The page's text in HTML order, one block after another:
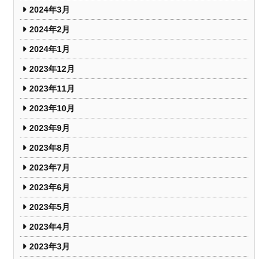
2024年3月
2024年2月
2024年1月
2023年12月
2023年11月
2023年10月
2023年9月
2023年8月
2023年7月
2023年6月
2023年5月
2023年4月
2023年3月